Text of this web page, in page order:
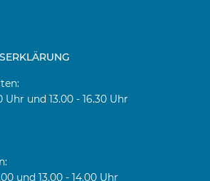
Uhr und 13.00 - 16.30 Uhr
und 13.00 - 14.00 Uhr